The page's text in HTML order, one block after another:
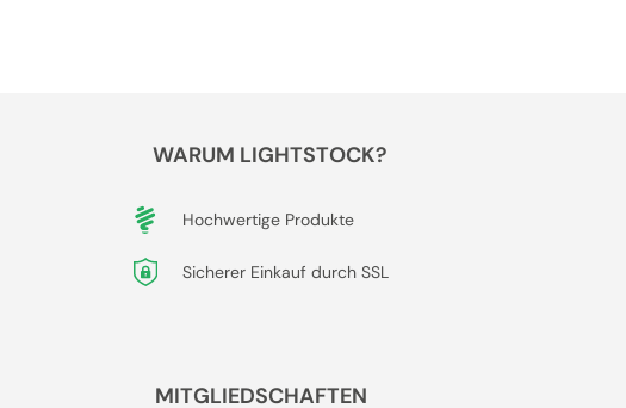
WARUM LIGHTSTOCK?
Hochwertige Produkte
Sicherer Einkauf durch SSL
MITGLIEDSCHAFTEN